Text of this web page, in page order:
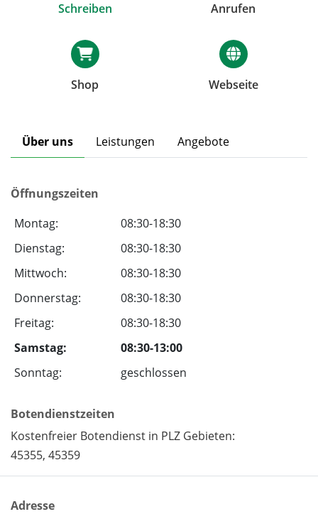
Schreiben Anrufen
Shop Webseite
Über uns Leistungen Angebote
Öffnungszeiten
Montag:
08:30-18:30
Dienstag:
08:30-18:30
Mittwoch:
08:30-18:30
Donnerstag:
08:30-18:30
Freitag:
08:30-18:30
Samstag:
08:30-13:00
Sonntag:
geschlossen
Botendienstzeiten
Kostenfreier Botendienst in PLZ Gebieten:
45355, 45359
Adresse